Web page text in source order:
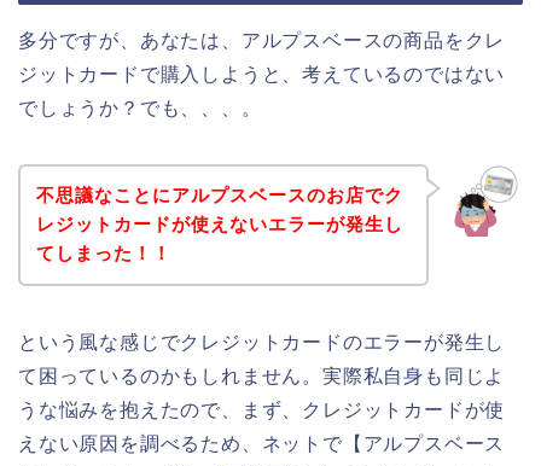
多分ですが、あなたは、アルプスベースの商品をクレ
ジットカードで購入しようと、考えているのではない
でしょうか？でも、、、。
不思議なことにアルプスベースのお店でク
レジットカードが使えないエラーが発生し
てしまった！！
という風な感じでクレジットカードのエラーが発生し
て困っているのかもしれません。実際私自身も同じよ
うな悩みを抱えたので、まず、クレジットカードが使
えない原因を調べるため、ネットで【アルプスベース